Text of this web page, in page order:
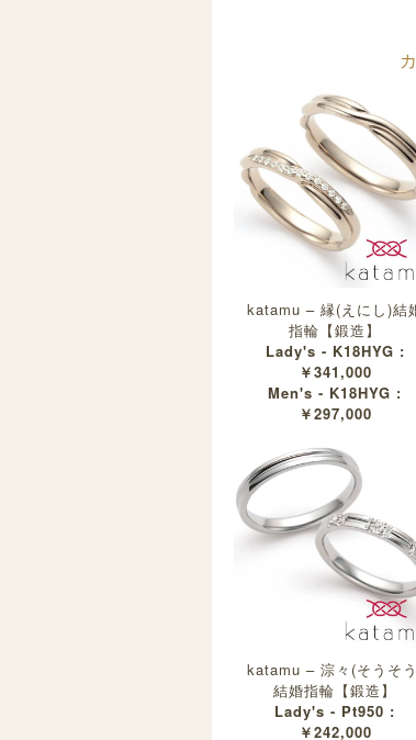
katamu – 縁(えにし)結
指輪【鍛造】
Lady's - K18HYG :
￥341,000
Men's - K18HYG :
￥297,000
katamu – 淙々(そうそ
結婚指輪【鍛造】
Lady's - Pt950 :
￥242,000